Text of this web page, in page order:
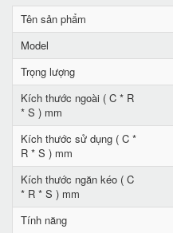
Tên sản phẩm
Model
Trọng lượng
Kích thước ngoài ( C * R
* S ) mm
Kích thước sử dụng ( C *
R * S ) mm
Kích thước ngăn kéo ( C
* R * S ) mm
Tính năng